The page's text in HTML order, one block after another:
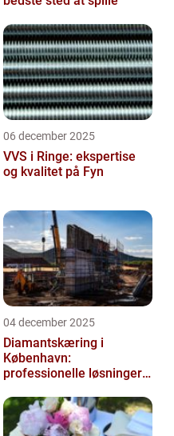
06 december 2025
VVS i Ringe: ekspertise
og kvalitet på Fyn
04 december 2025
Diamantskæring i
København:
professionelle løsninger